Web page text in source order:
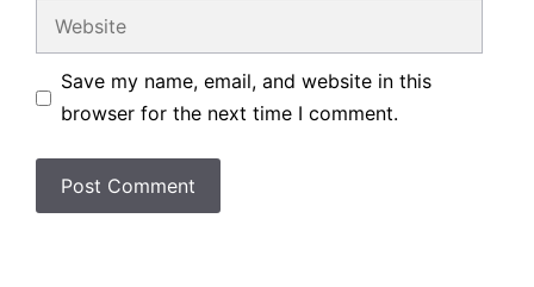
Website
Save my name, email, and website in this
browser for the next time I comment.